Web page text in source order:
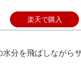
楽天で購入
水分を飛ばしながら